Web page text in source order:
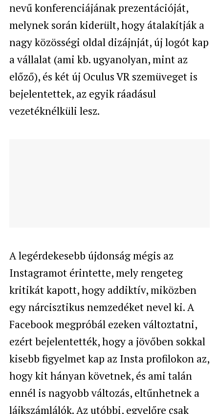
nevű konferenciájának prezentációját,
melynek során kiderült, hogy átalakítják a
nagy közösségi oldal dizájnját, új logót kap
a vállalat (ami kb. ugyanolyan, mint az
előző), és két új Oculus VR szemüveget is
bejelentettek, az egyik ráadásul
vezetéknélküli lesz.
A legérdekesebb újdonság mégis az
Instagramot érintette, mely rengeteg
kritikát kapott, hogy addiktív, miközben
egy nárcisztikus nemzedéket nevel ki. A
Facebook megpróbál ezeken változtatni,
ezért bejelentették, hogy a jövőben sokkal
kisebb figyelmet kap az Insta profilokon az,
hogy kit hányan követnek, és ami talán
ennél is nagyobb változás, eltűnhetnek a
lájkszámlálók. Az utóbbi, egyelőre csak